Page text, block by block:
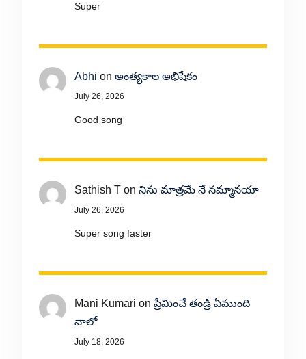
Super
Abhi on అంత్యకాల అభిషేకం
July 26, 2026
Good song
Sathish Ton నిను మాత్రమే నే నమ్మానయా
July 26, 2026
Super song faster
Mani Kumari onప్రేమించే తండ్రి ఏముంది
నాలో
July 18, 2026